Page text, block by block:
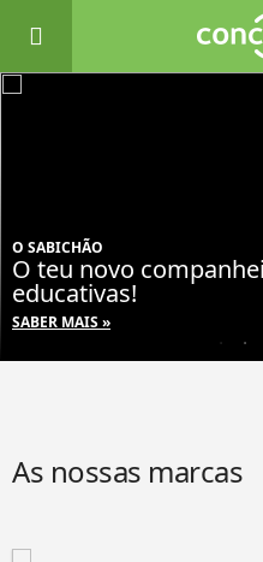
O SABICHÃO
O teu novo
educativas!
SABER MAIS
As nossas marcas